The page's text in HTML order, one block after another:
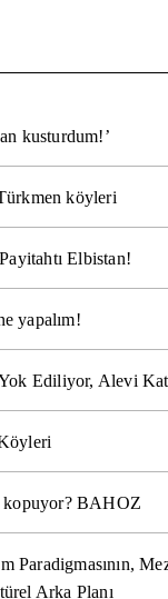
kusturdum!’
köyleri
Elbistan!
yapalım!
Ediliyor, Alevi
kopuyor? BAHOZ
Paradigmasının,
Arka Planı